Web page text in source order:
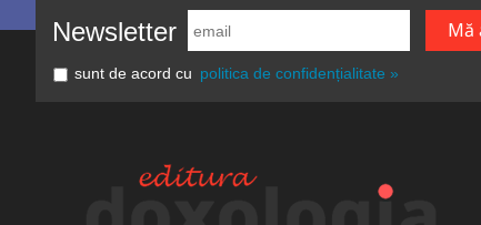
Newsletter
sunt de acord cu politica de confidențialitate »